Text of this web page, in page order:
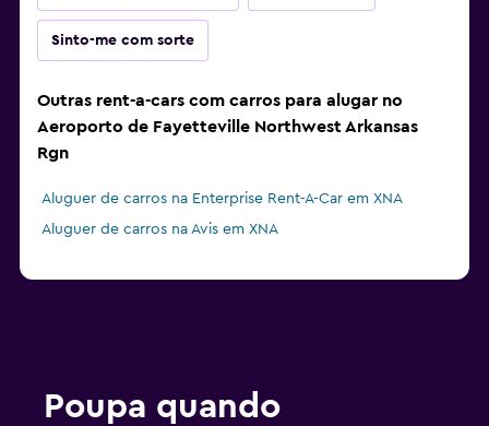
Sinto-me com sorte
Outras rent-a-cars com carros para alugar no
Aeroporto de Fayetteville Northwest Arkansas
Rgn
Aluguer de carros na Enterprise Rent-A-Car em XNA
Aluguer de carros na Avis em XNA
Poupa quando